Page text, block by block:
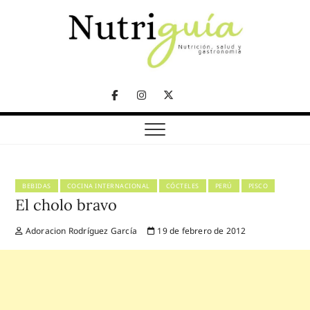
FacebookInstagram
Twitter
Telegram
Nutriguía (Desde
2002)
BEBIDAS COCINA INTERNACIONAL CÓCTELES PERÚ PISCO
El cholo bravo
Adoracion Rodríguez García 19 de febrero de 2012